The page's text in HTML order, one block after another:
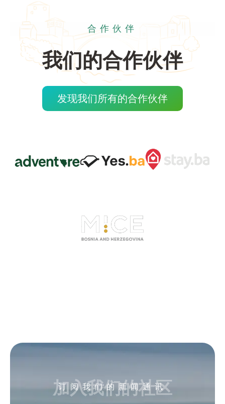
合作伙伴
我们的合作伙伴
发现我们所有的合作伙伴
订阅我们的新闻通讯
加入我们的社区